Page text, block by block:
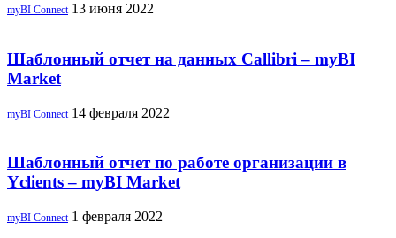
myBI Connect 13 июня 2022
Шаблонный отчет на данных Callibri – myBI
Market
myBI Connect 14 февраля 2022
Шаблонный отчет по работе организации в
Yclients – myBI Market
myBI Connect 1 февраля 2022